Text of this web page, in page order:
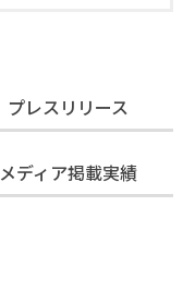
プレスリリース
メディア掲載実績